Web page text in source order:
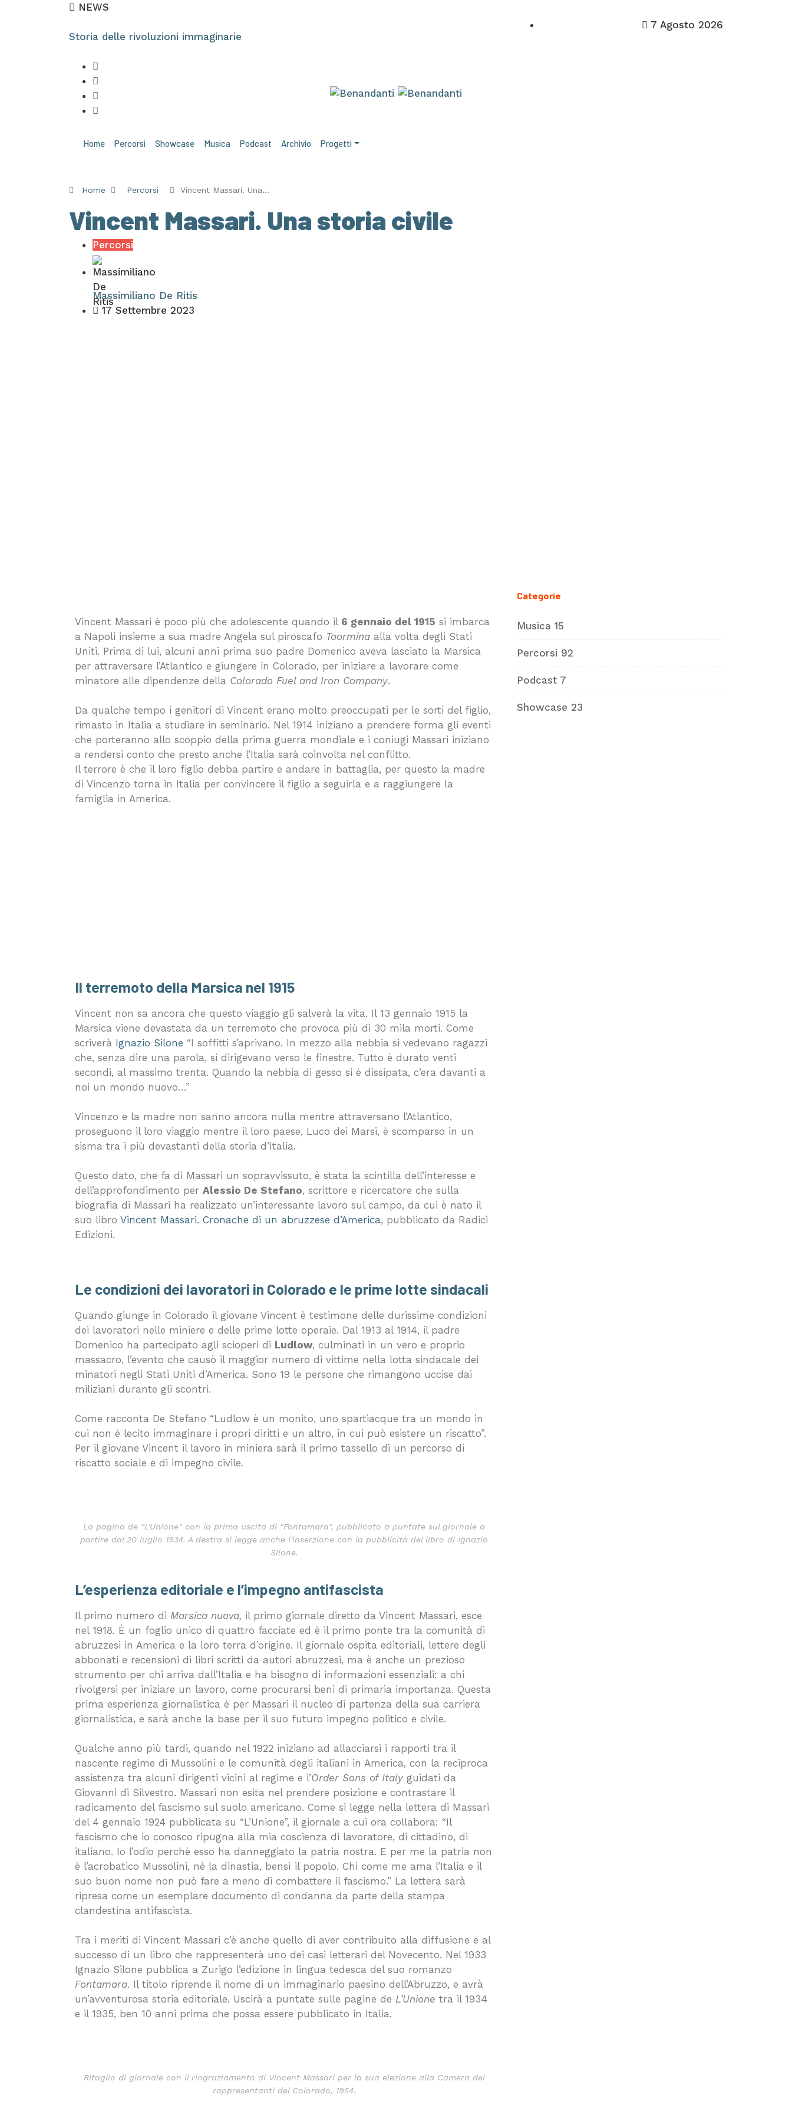
NEWS
Storia delle rivoluzioni immaginarie
7 Agosto 2026
Home Percorsi Showcase Musica Podcast Archivio Progetti
Home Percorsi Vincent Massari. Una…
Vincent Massari. Una storia civile
Percorsi
Massimiliano De Ritis
17 Settembre 2023
Vincent Massari è poco più che adolescente quando il 6 gennaio del 1915 si imbarca
a Napoli insieme a sua madre Angela sul piroscafo Taormina alla volta degli Stati
Uniti. Prima di lui, alcuni anni prima suo padre Domenico aveva lasciato la Marsica
per attraversare l’Atlantico e giungere in Colorado, per iniziare a lavorare come
minatore alle dipendenze della Colorado Fuel and Iron Company.
Da qualche tempo i genitori di Vincent erano molto preoccupati per le sorti del figlio,
rimasto in Italia a studiare in seminario. Nel 1914 iniziano a prendere forma gli eventi
che porteranno allo scoppio della prima guerra mondiale e i coniugi Massari iniziano
a rendersi conto che presto anche l’Italia sarà coinvolta nel conflitto.
Il terrore è che il loro figlio debba partire e andare in battaglia, per questo la madre
di Vincenzo torna in Italia per convincere il figlio a seguirla e a raggiungere la
famiglia in America.
Il terremoto della Marsica nel 1915
Vincent non sa ancora che questo viaggio gli salverà la vita. Il 13 gennaio 1915 la
Marsica viene devastata da un terremoto che provoca più di 30 mila morti. Come
scriverà Ignazio Silone “I soffitti s’aprivano. In mezzo alla nebbia si vedevano ragazzi
che, senza dire una parola, si dirigevano verso le finestre. Tutto è durato venti
secondi, al massimo trenta. Quando la nebbia di gesso si è dissipata, c’era davanti a
noi un mondo nuovo…”
Vincenzo e la madre non sanno ancora nulla mentre attraversano l’Atlantico,
proseguono il loro viaggio mentre il loro paese, Luco dei Marsi, è scomparso in un
sisma tra i più devastanti della storia d’Italia.
Questo dato, che fa di Massari un sopravvissuto, è stata la scintilla dell’interesse e
dell’approfondimento per Alessio De Stefano, scrittore e ricercatore che sulla
biografia di Massari ha realizzato un’interessante lavoro sul campo, da cui è nato il
suo libro Vincent Massari. Cronache di un abruzzese d’America, pubblicato da Radici
Edizioni.
Le condizioni dei lavoratori in Colorado e le prime lotte sindacali
Quando giunge in Colorado il giovane Vincent è testimone delle durissime condizioni
dei lavoratori nelle miniere e delle prime lotte operaie. Dal 1913 al 1914, il padre
Domenico ha partecipato agli scioperi di Ludlow, culminati in un vero e proprio
massacro, l’evento che causò il maggior numero di vittime nella lotta sindacale dei
minatori negli Stati Uniti d’America. Sono 19 le persone che rimangono uccise dai
miliziani durante gli scontri.
Come racconta De Stefano “Ludlow è un monito, uno spartiacque tra un mondo in
cui non è lecito immaginare i propri diritti e un altro, in cui può esistere un riscatto”.
Per il giovane Vincent il lavoro in miniera sarà il primo tassello di un percorso di
riscatto sociale e di impegno civile.
La pagina de "L'Unione" con la prima uscita di "Fontamara", pubblicato a puntate sul giornale a
partire dal 20 luglio 1934. A destra si legge anche l'inserzione con la pubblicità del libro di Ignazio
Silone.
L’esperienza editoriale e l’impegno antifascista
Il primo numero di Marsica nuova, il primo giornale diretto da Vincent Massari, esce
nel 1918. È un foglio unico di quattro facciate ed è il primo ponte tra la comunità di
abruzzesi in America e la loro terra d’origine. Il giornale ospita editoriali, lettere degli
abbonati e recensioni di libri scritti da autori abruzzesi, ma è anche un prezioso
strumento per chi arriva dall’Italia e ha bisogno di informazioni essenziali: a chi
rivolgersi per iniziare un lavoro, come procurarsi beni di primaria importanza. Questa
prima esperienza giornalistica è per Massari il nucleo di partenza della sua carriera
giornalistica, e sarà anche la base per il suo futuro impegno politico e civile.
Qualche anno più tardi, quando nel 1922 iniziano ad allacciarsi i rapporti tra il
nascente regime di Mussolini e le comunità degli italiani in America, con la reciproca
assistenza tra alcuni dirigenti vicini al regime e l’Order Sons of Italy guidati da
Giovanni di Silvestro. Massari non esita nel prendere posizione e contrastare il
radicamento del fascismo sul suolo americano. Come si legge nella lettera di Massari
del 4 gennaio 1924 pubblicata su “L’Unione”, il giornale a cui ora collabora: “Il
fascismo che io conosco ripugna alla mia coscienza di lavoratore, di cittadino, di
italiano. Io l’odio perchè esso ha danneggiato la patria nostra. E per me la patria non
è l’acrobatico Mussolini, né la dinastia, bensì il popolo. Chi come me ama l’Italia e il
suo buon nome non può fare a meno di combattere il fascismo.” La lettera sarà
ripresa come un esemplare documento di condanna da parte della stampa
clandestina antifascista.
Tra i meriti di Vincent Massari c’è anche quello di aver contribuito alla diffusione e al
successo di un libro che rappresenterà uno dei casi letterari del Novecento. Nel 1933
Ignazio Silone pubblica a Zurigo l’edizione in lingua tedesca del suo romanzo
Fontamara. Il titolo riprende il nome di un immaginario paesino dell’Abruzzo, e avrà
un’avventurosa storia editoriale. Uscirà a puntate sulle pagine de L’Unione tra il 1934
e il 1935, ben 10 anni prima che possa essere pubblicato in Italia.
Ritaglio di giornale con il ringraziamento di Vincent Massari per la sua elezione alla Camera dei
rappresentanti del Colorado, 1954.
Categorie
Musica 15
Percorsi 92
Podcast 7
Showcase 23